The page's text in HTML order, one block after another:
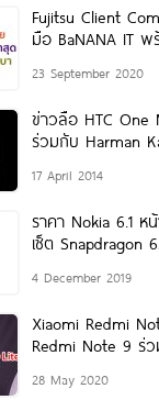
Fujitsu Client
มือ BaNANA IT พ
บางเบา ที่
23 September 2020
ข่าวลือ HTC One
ร่วมกับ Harman
17 April 2014
ราคา Nokia 6.1 ห
เซ็ต Snapdragon
4 December 2019
Xiaomi Redmi
Redmi Note 9 ร่
28 May 2020